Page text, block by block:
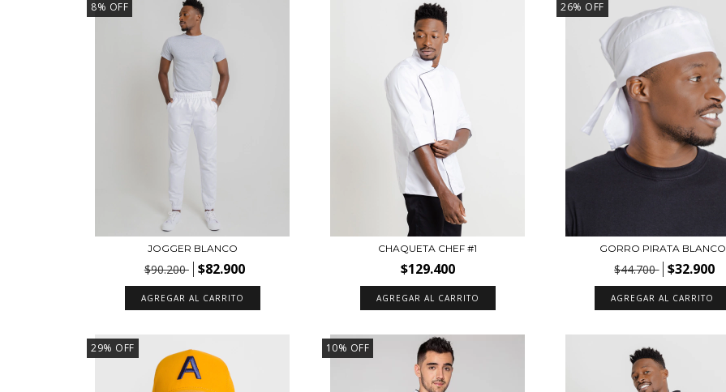
8% OFF
JOGGER BLANCO
$90.200 $82.900
AGREGAR AL CARRITO
CHAQUETA CHEF #1
$129.400
AGREGAR AL CARRITO
26% OFF
GORRO PIRATA BLANCO
$44.700 $32.900
AGREGAR AL CARRITO
29% OFF 10% OFF